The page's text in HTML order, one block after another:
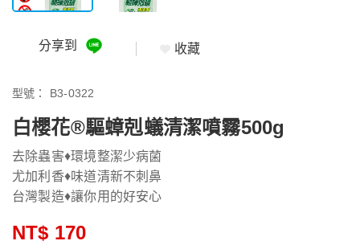
分享到 收藏
型號： B3-0322
白櫻花®驅蟑剋蟻清潔噴霧500g
去除蟲害♦環境整潔少病菌
尤加利香♦味道清新不刺鼻
台灣製造♦讓你用的好安心
NT$ 170